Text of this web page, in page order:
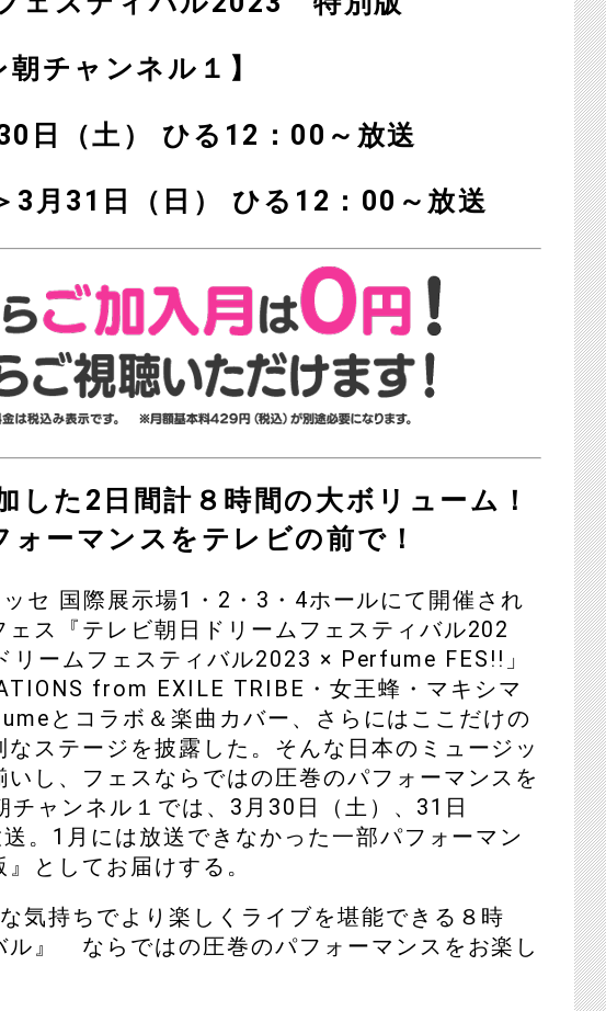
チャンネル１】
日（土） ひる12：00～放送
3月31日（日） ひる12：00～放送
した2日間計８時間の大ボリューム！
ォーマンスをテレビの前で！
国際展示場1・2・3・4ホールにて開催され
ス『テレビ朝日ドリームフェスティバル202
ームフェスティバル2023 × Perfume FES!!」
from EXILE TRIBE・女王蜂・マキシマ
とコラボ＆楽曲カバー、さらにはここだけの
ステージを披露した。そんな日本のミュージッ
し、フェスならではの圧巻のパフォーマンスを
ャンネル１では、3月30日（土）、31日
。1月には放送できなかった一部パフォーマン
としてお届けする。
持ちでより楽しくライブを堪能できる８時
ル』 ならではの圧巻のパフォーマンスをお楽し